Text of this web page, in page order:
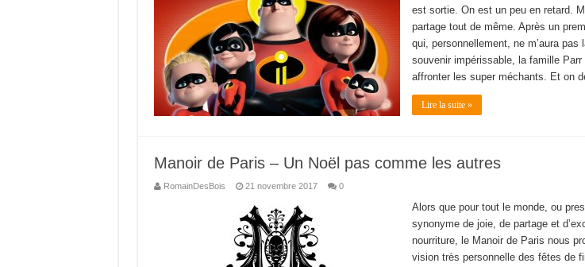
est sortie. On est un peu en retard.
partage tout de même. Après un
qui, personnellement, ne m’aura pas
souvenir impérissable, la famille Parr
affronter les super méchants. Et on
Lire la suite »
Manoir de Paris – Un Noël pas comme les autres
RomainDesBois 21 novembre 2017 0
Alors que pour tout le monde, ou
synonyme de joie, de partage et
nourriture, le Manoir de Paris nous
vision très personnelle des fêtes de